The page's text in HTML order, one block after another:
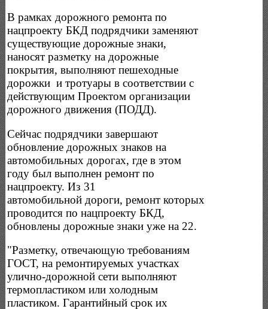
В рамках дорожного ремонта по
нацпроекту БКД подрядчики заменяют
существующие дорожные знаки,
наносят разметку на дорожные
покрытия, выполняют пешеходные
дорожки и тротуары в соответствии с
действующим Проектом организации
дорожного движения (ПОДД).
Сейчас подрядчики завершают
обновление дорожных знаков на
автомобильных дорогах, где в этом
году был выполнен ремонт по
нацпроекту. Из 31
автомобильной дороги, ремонт которых
проводится по нацпроекту БКД,
обновлены дорожные знаки уже на 22.
"Разметку, отвечающую требованиям
ГОСТ, на ремонтируемых участках
улично-дорожной сети выполняют
термопластиком или холодным
пластиком. Гарантийный срок их